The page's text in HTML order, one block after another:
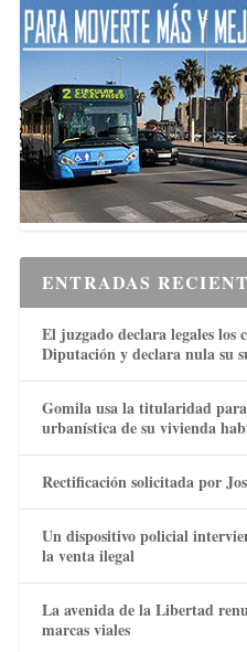
ENTRADAS
El juzgado declara legales los
Diputación y declara nula su
Gomila usa la titularidad
urbanística de su vivienda
Rectificación solicitada por
Un dispositivo policial
la venta ilegal
La avenida de la Libertad
marcas viales